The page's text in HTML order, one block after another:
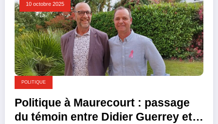
10 octobre 2025
POLITIQUE
Politique à Maurecourt : passage
du témoin entre Didier Guerrey et